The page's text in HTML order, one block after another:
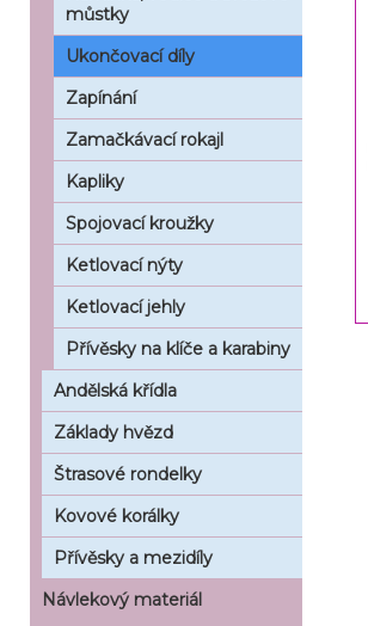
můstky
Ukončovací díly
Zapínání
Zamačkávací rokajl
Kapliky
Spojovací kroužky
Ketlovací nýty
Ketlovací jehly
Přívěsky na klíče a karabiny
Andělská křídla
Základy hvězd
Štrasové rondelky
Kovové korálky
Přívěsky a mezidíly
Návlekový materiál